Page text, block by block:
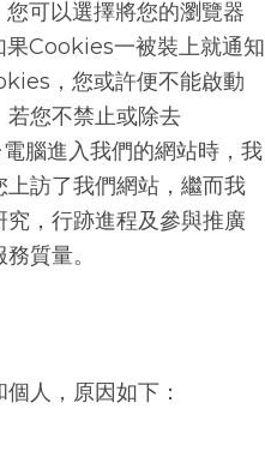
您可以選擇將您的瀏覽器
果Cookies一被裝上就通知
，您或許便不能啟動
您不禁止或除去
電腦進入我們的網站時，我
訪了我們網站，繼而我
，行跡進程及參與推廣
質量。
人，原因如下：